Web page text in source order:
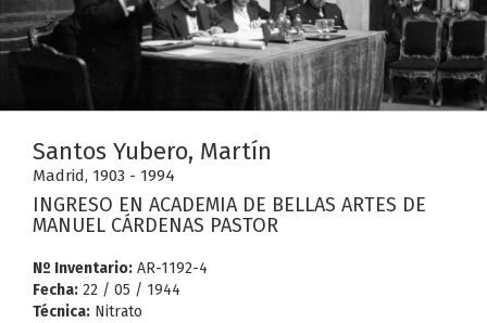
Santos Yubero, Martín
Madrid, 1903 - 1994
INGRESO EN ACADEMIA DE BELLAS ARTES DE
MANUEL CÁRDENAS PASTOR
Nº Inventario: AR-1192-4
Fecha: 22 / 05 / 1944
Técnica: Nitrato